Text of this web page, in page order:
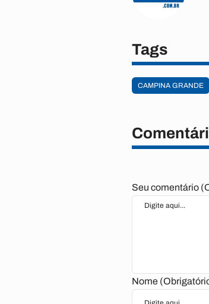
Tags
CAMPINA GRANDE
Seu comentário
Nome